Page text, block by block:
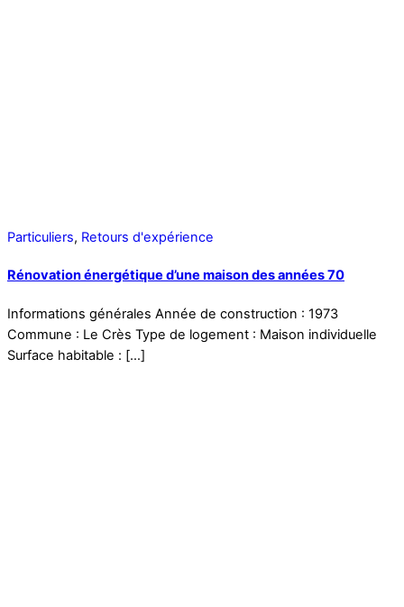
Particuliers, Retours d'expérience
Rénovation énergétique d’une maison des années 70
Informations générales Année de construction : 1973
Commune : Le Crès Type de logement : Maison individuelle
Surface habitable : […]